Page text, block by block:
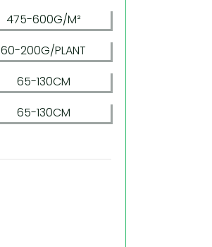
475-600G/M²
60-200G/PLANT
65-130CM
65-130CM